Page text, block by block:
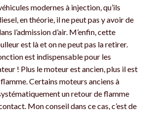
modernes à injection, qu’ils
en théorie, il ne peut pas y avoir de
l’admission d’air. M’enfin, cette
est là et on ne peut pas la retirer.
est indispensable pour les
! Plus le moteur est ancien, plus il est
Certains moteurs anciens à
un retour de flamme
Mon conseil dans ce cas, c’est de